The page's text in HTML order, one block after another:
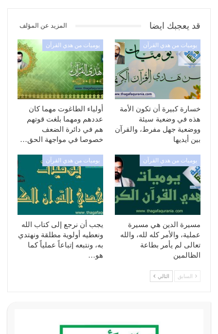
قد يعجبك ايضا المزيد عن المؤلف
يوميات من هدي القرآن
خسارة كبيرة أن تكون الأمة
هذه في وضعية سيئة
ووضعية جهل مفرط، والقرآن
بين أيديها
يوميات من هدي القرآن
أولياء الطاغوت مهما كان
عددهم ومهما بلغت قوتهم
هم في دائرة الضعف
خصوصا في مواجهة الحق…
يوميات من هدي القرآن
مسيرة الدين هي مسيرة
عملية، والأمر كله لله، والله
تعالى لم يأمر بطاعة
الظالمين
يوميات من هدي القرآن
يجب أن نرجع إلى كتاب الله
ونعطيه أولوية مطلقة ونهتدي
به، ونتبعه إتباعاً عملياً كما
هو…
السابق التالي